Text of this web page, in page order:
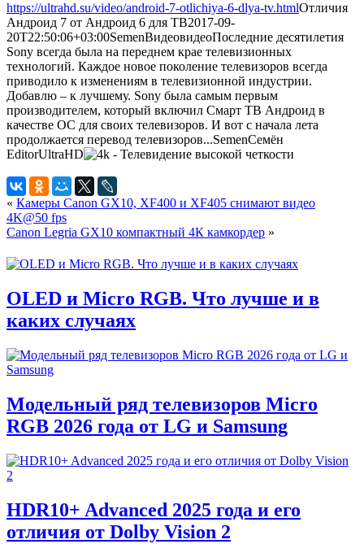
https://ultrahd.su/video/android-7-otlichiya-6-dlya-tv.htmlОтличия
Андроид 7 от Андроид 6 для ТВ2017-09-
20T22:50:06+03:00SemenВидеовидеоПоследние десятилетия
Sony всегда была на переднем крае телевизионных
технологий. Каждое новое поколение телевизоров всегда
приводило к изменениям в телевизионной индустрии.
Добавлю – к лучшему. Sony была самым первым
производителем, который включил Смарт ТВ Андроид в
качестве ОС для своих телевизоров. И вот с начала лета
продолжается перевод телевизоров...SemenСемён
EditorUltraHD
« Камеры Canon GX10, XF400 и XF405 снимают видео
4K@50 fps
Canon Legria GX10 компактный 4К камкордер »
OLED и Micro RGB. Что лучше и в
каких случаях
Модельный ряд телевизоров Micro
RGB 2026 года от LG и Samsung
HDR10+ Advanced 2025 года и его
отличия от Dolby Vision 2